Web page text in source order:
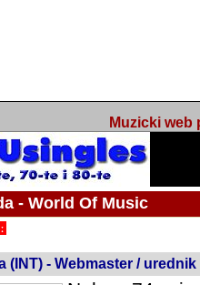
Muzicki web
- World Of Music
(INT) - Webmaster / urednik